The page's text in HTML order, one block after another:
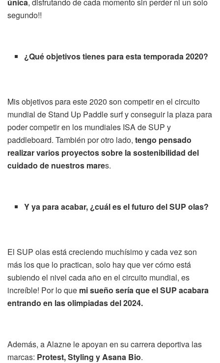
segundo!!
¿Qué objetivos tienes para esta temporada 2020?
Mis objetivos para este 2020 son competir en el circuito
mundial de Stand Up Paddle surf y conseguir la plaza para
poder competir en los mundiales ISA de SUP y
paddleboard. También por otro lado, tengo pensado
realizar varios proyectos sobre la sostenibilidad del
cuidado de nuestros mares.
Y ya para acabar, ¿cuál es el futuro del SUP olas?
El SUP olas está creciendo muchísimo y cada vez son
más los que lo practican, solo hay que ver cómo está
subiendo el nivel cada año en el circuito mundial, es
increíble! Por lo que mi sueño sería que el SUP acabara
entrando en las olimpiadas del 2024.
Además, a Alazne le apoyan en su carrera deportiva las
marcas: Protest, Styling y Asana Bio.